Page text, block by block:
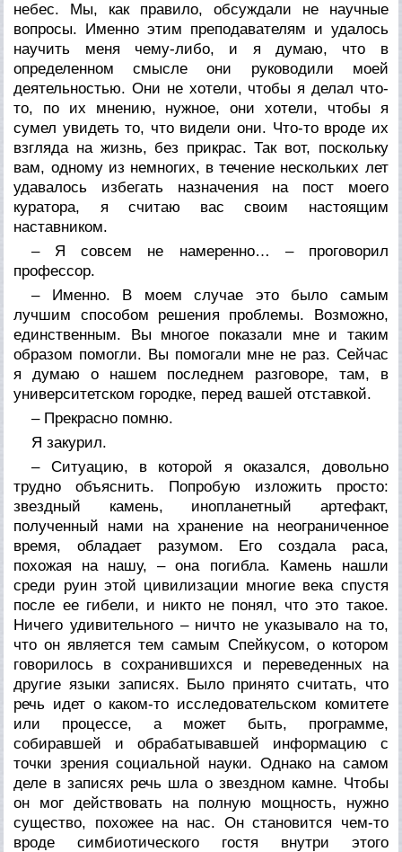
небес. Мы, как правило, обсуждали не научные
вопросы. Именно этим преподавателям и удалось
научить меня чему-либо, и я думаю, что в
определенном смысле они руководили моей
деятельностью. Они не хотели, чтобы я делал что-
то, по их мнению, нужное, они хотели, чтобы я
сумел увидеть то, что видели они. Что-то вроде их
взгляда на жизнь, без прикрас. Так вот, поскольку
вам, одному из немногих, в течение нескольких лет
удавалось избегать назначения на пост моего
куратора, я считаю вас своим настоящим
наставником.
– Я совсем не намеренно… – проговорил
профессор.
– Именно. В моем случае это было самым
лучшим способом решения проблемы. Возможно,
единственным. Вы многое показали мне и таким
образом помогли. Вы помогали мне не раз. Сейчас
я думаю о нашем последнем разговоре, там, в
университетском городке, перед вашей отставкой.
– Прекрасно помню.
Я закурил.
– Ситуацию, в которой я оказался, довольно
трудно объяснить. Попробую изложить просто:
звездный камень, инопланетный артефакт,
полученный нами на хранение на неограниченное
время, обладает разумом. Его создала раса,
похожая на нашу, – она погибла. Камень нашли
среди руин этой цивилизации многие века спустя
после ее гибели, и никто не понял, что это такое.
Ничего удивительного – ничто не указывало на то,
что он является тем самым Спейкусом, о котором
говорилось в сохранившихся и переведенных на
другие языки записях. Было принято считать, что
речь идет о каком-то исследовательском комитете
или процессе, а может быть, программе,
собиравшей и обрабатывавшей информацию с
точки зрения социальной науки. Однако на самом
деле в записях речь шла о звездном камне. Чтобы
он мог действовать на полную мощность, нужно
существо, похожее на нас. Он становится чем-то
вроде симбиотического гостя внутри этого